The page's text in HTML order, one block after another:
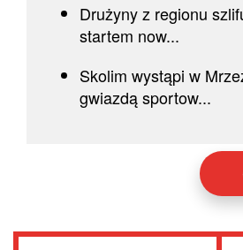
Drużyny z regionu
startem now...
Skolim wystąpi w
gwiazdą sportow...